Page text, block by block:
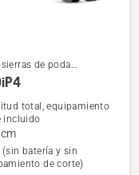
de poda
y a batería
total, equipamiento
incluido
(sin batería y sin
de corte)